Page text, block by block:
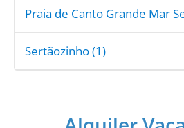
Praia de Canto Grande Mar
Sertãozinho (1)